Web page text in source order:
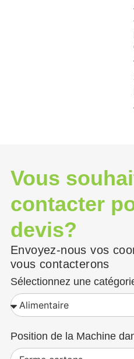
Vous
contacter
devis?
Envoyez-nous vos
vous contacterons
Sélectionnez une
Position de la Machine